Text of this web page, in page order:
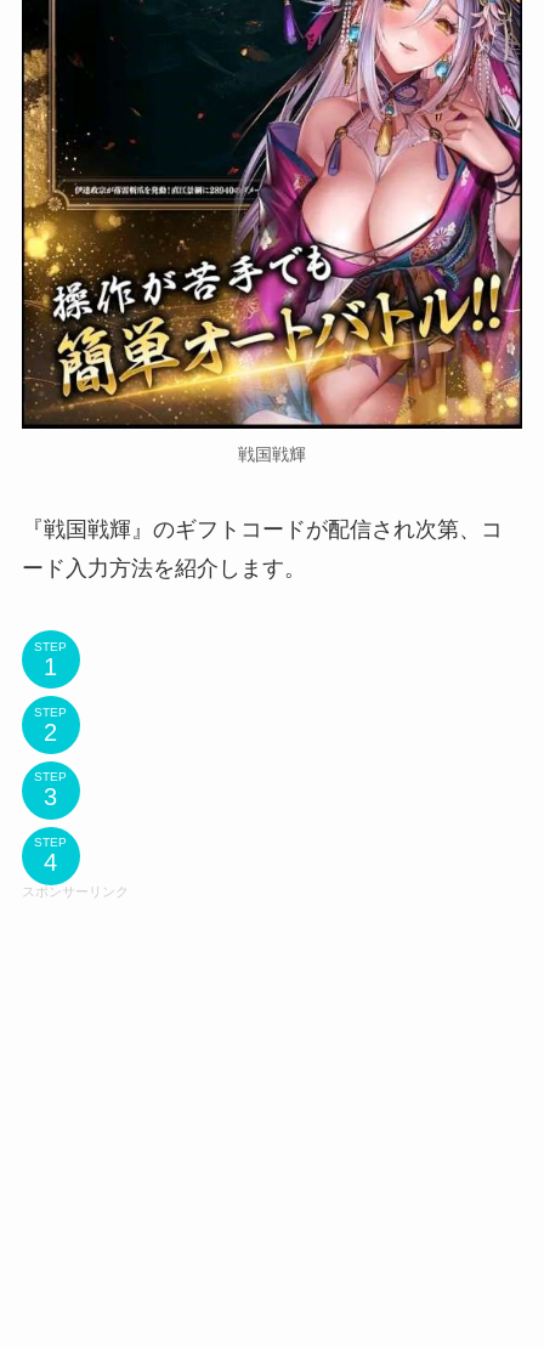
戦国戦輝
『戦国戦輝』のギフトコードが配信され次第、コ
ード入力方法を紹介します。
STEP
STEP
STEP
STEP
スポンサーリンク